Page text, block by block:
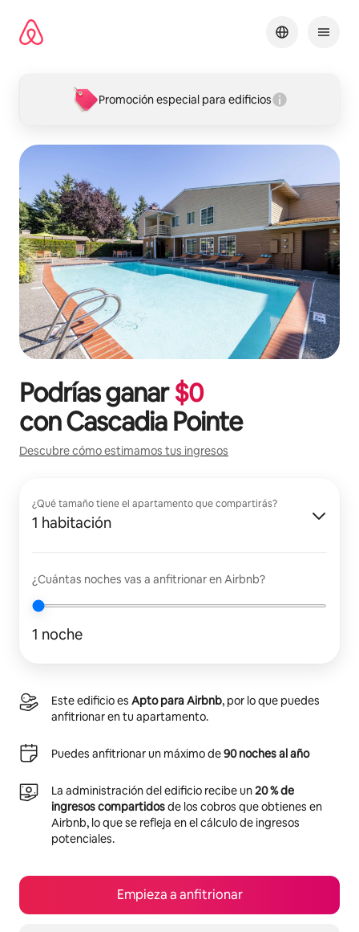
contenido
Promoción especial para edificios
Podrías ganar$0
conCascadia Pointe
Descubre cómo estimamos tus ingresos
¿Qué tamaño tiene el apartamento que compartirás?
1 habitación
¿Cuántas noches vas a anfitrionar en Airbnb?
1 noche
Este edificio es Apto para Airbnb, por lo que puedes
anfitrionar en tu apartamento.
Puedes anfitrionar un máximo de90 noches al año
La administración del edificio recibe un20 % de
ingresos compartidosde los cobros que obtienes en
Airbnb, lo que se refleja en el cálculo de ingresos
potenciales.
Empieza a anfitrionar